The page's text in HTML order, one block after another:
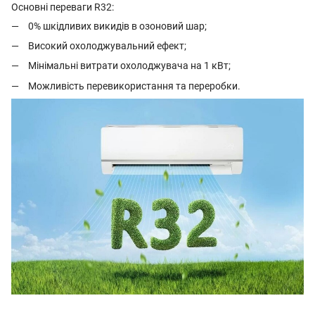
Основні переваги R32:
0% шкідливих викидів в озоновий шар;
Високий охолоджувальний ефект;
Мінімальні витрати охолоджувача на 1 кВт;
Можливість перевикористання та переробки.